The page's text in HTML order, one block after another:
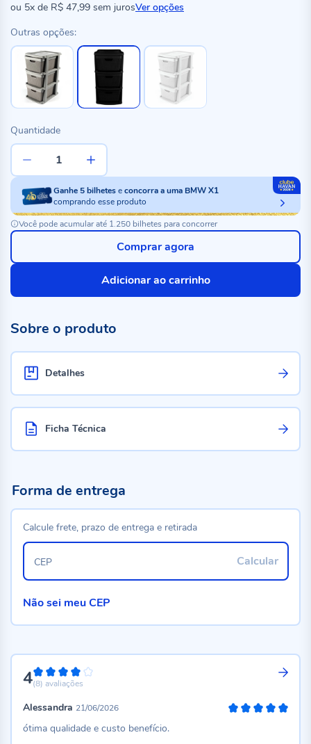
ou 5x de R$ 47,99 sem jurosVer opções
Outras opções:
Quantidade
Ganhe5bilheteseconcorra a uma BMW X1
comprando esse produto
Você pode acumular até 1.250 bilhetes para concorrer
Adicionar ao carrinho
Comprar agora
Sobre o produto
Detalhes
Ficha Técnica
480%
(8) avaliações
Alessandra 21/06/2026
ótima qualidade e custo benefício.
Forma de entrega
Calcule frete, prazo de entrega e retirada
Calcular
CEP
Não sei meu CEP